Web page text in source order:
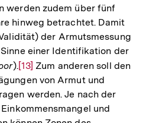
werden zudem über fünf
hinweg betrachtet. Damit
der Armutsmessung
einer Identifikation der
).Zur
Auflösung
der
Fußnote
[13] Zum anderen soll den
von Armut und
werden. Je nach der
und